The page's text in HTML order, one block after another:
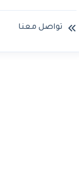
تواصل معنا